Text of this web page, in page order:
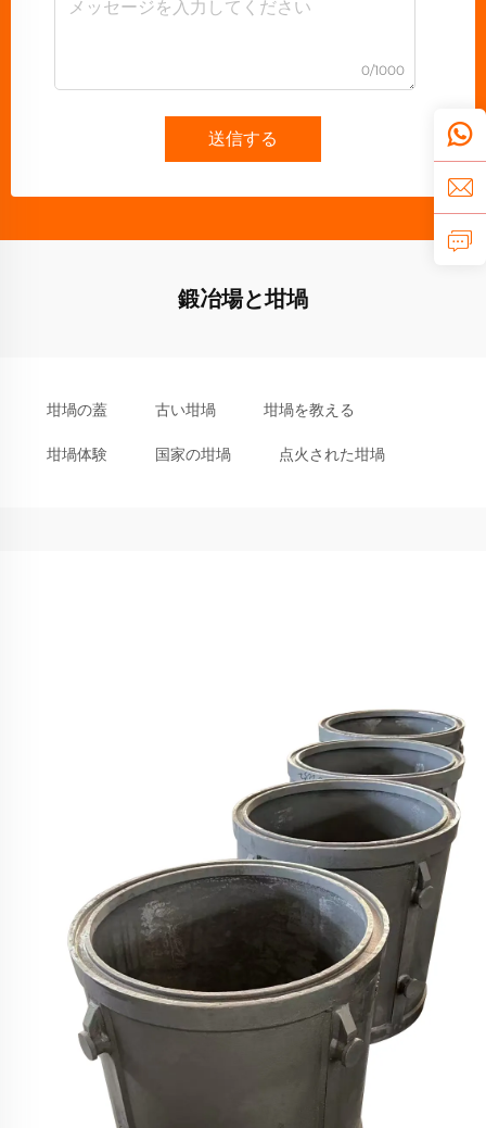
0/1000
送信する
鍛冶場と坩堝
坩堝の蓋 古い坩堝 坩堝を教える
坩堝体験 国家の坩堝 点火された坩堝